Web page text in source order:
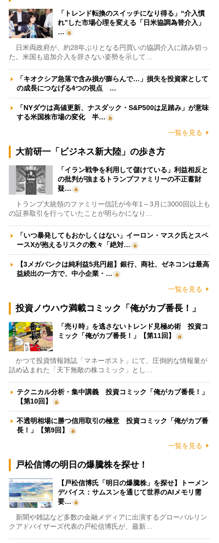
「トレンド転換のスイッチになり得る」“介入慣
れ”した市場心理を変える「日米協調為替介入」
…
日米両政府が、約28年ぶりとなる円買いの協調介入に踏み切っ
た。米国も追加介入を辞さない姿勢を示して…
「キオクシア急落で含み損が膨らんで…」損失を投資家として
の成長につなげる4つの視点 …
「NYダウは高値更新、ナスダック・S&P500は足踏み」が意味
する米国株市場の変化 半…
一覧を見る
大前研一「ビジネス新大陸」の歩き方
「イラン戦争を利用して儲けている」利益相反と
の批判が強まるトランプファミリーの不正蓄財
疑…
トランプ大統領のファミリー信託が今年1～3月に3000回以上も
の証券取引を行っていたことが明らかになり…
「いつ暴発してもおかしくはない」イーロン・マスク氏とスペ
ースXが抱えるリスクの数々「絶対…
【3メガバンクは純利益5兆円超】銀行、商社、ゼネコンは最高
益続出の一方で、中小企業・…
一覧を見る
投資ノウハウ満載コミック「俺がカブ番長！」
「売り時」を逃さないトレンド見極め術 投資コ
ミック「俺がカブ番長！」【第11回】
かつて投資情報雑誌「マネーポスト」にて、圧倒的な情報量が
詰め込まれた「天下無敵の株コミック」とし…
テクニカル分析・集中講義 投資コミック「俺がカブ番長！」
【第10回】
不透明相場に勝つ信用取引の極意 投資コミック「俺がカブ番
長！」【第9回】
一覧を見る
戸松信博の明日の爆騰株を探せ！
【戸松信博氏「明日の爆騰株」を探せ】トーメン
デバイス：サムスンを通じて世界のAIメモリ需
要…
新聞や雑誌など多数の金融メディアに出演するグローバルリン
クアドバイザーズ代表の戸松信博氏が、最新…